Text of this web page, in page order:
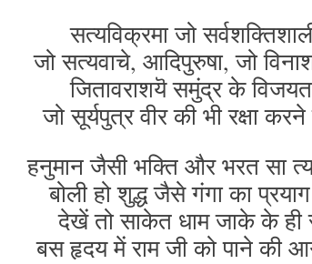
सत्यविक्रमा जो
जो सत्यवाचे, आदिपुरुषा, जो
जितावराशयॆ समुंद्र के
जो सूर्यपुत्र वीर की भी रक्षा
हनुमान जैसी भक्ति और भरत सा
बोली हो शुद्ध जैसे गंगा का प्रयाग
देखें तो साकेत धाम जाके के ही
बस हृदय में राम जी को पाने की